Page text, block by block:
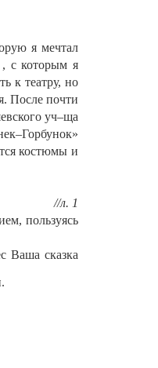
я мечтал
, с которым я
к театру, но
После почти
уч–ща
костюмы и
//л. 1
пользуясь
Ваша сказка